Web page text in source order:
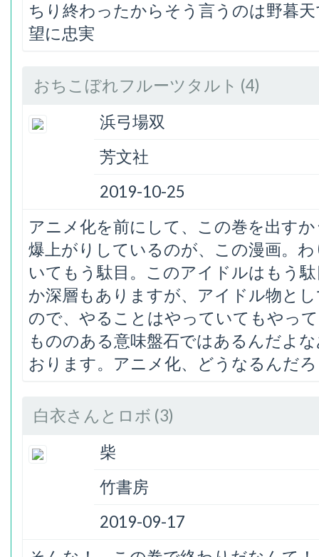
ちり終わったからそう言うのは野暮
望に忠実
おちこぼれフルーツタルト (4)
浜弓場双
芳文社
2019-10-25
アニメ化を前にして、この巻を出す
爆上がりしているのが、この漫画。
いてもう駄目。このアイドルはもう
か深層もありますが、アイドル物と
ので、やることはやっていてもやっ
もののある意味盤石ではあるんだよ
おります。アニメ化、どうなるんだ
白衣さんとロボ (3)
柴
竹書房
2019-09-17